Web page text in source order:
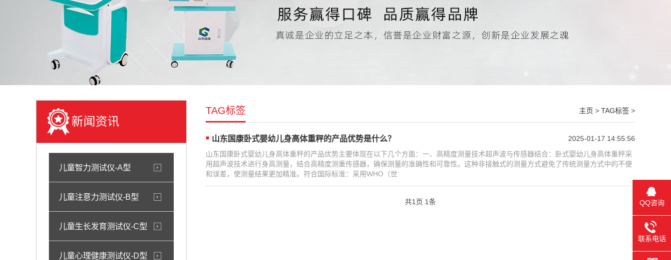
新闻资讯
儿童智力测试仪-A型
儿童注意力测试仪-B型
儿童生长发育测试仪-C型
儿童心理健康测试仪-D型
TAG标签 主页 > TAG标签 >
山东国康卧式婴幼儿身高体重秤的产品优势是什么？
2025-01-17 14:55:56
山东国康卧式婴幼儿身高体重秤的产品优势主要体现在以下几个方面：一、高精度测量技术超声波与传感器结合：卧式婴幼儿身高体重秤采
用超声波技术进行身高测量，结合高精度测重传感器，确保测量的准确性和可靠性。这种非接触式的测量方式避免了传统测量方式中的不便
和误差，使测量结果更加精准。符合国际标准：采用WHO（世
共1 页 1条 QQ咨询
联系电话